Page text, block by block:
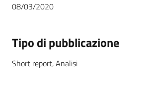
08/03/2020
Tipo di pubblicazione
Short report,Analisi